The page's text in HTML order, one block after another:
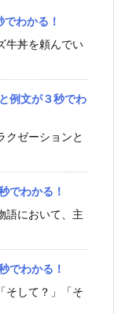
でわかる！
牛丼を頼んでい
例文が３秒でわ
クゼーションと
でわかる！
語において、主
でわかる！
そして？」「そ